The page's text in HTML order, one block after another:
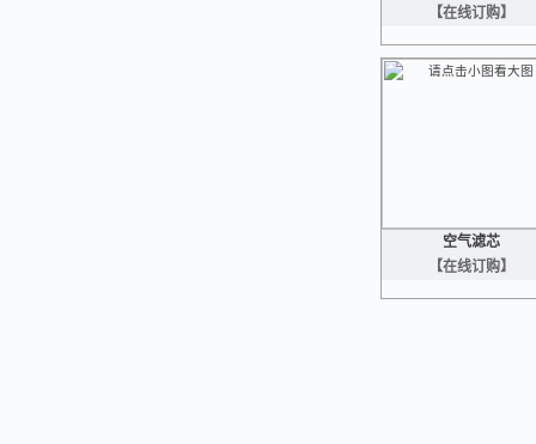
【在线订购】
空气滤芯
【在线订购】